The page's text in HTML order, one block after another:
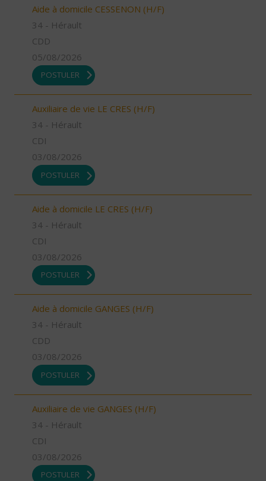
Aide à domicile CESSENON (H/F)
34 - Hérault
CDD
05/08/2026
POSTULER
Auxiliaire de vie LE CRES (H/F)
34 - Hérault
CDI
03/08/2026
POSTULER
Aide à domicile LE CRES (H/F)
34 - Hérault
CDI
03/08/2026
POSTULER
Aide à domicile GANGES (H/F)
34 - Hérault
CDD
03/08/2026
POSTULER
Auxiliaire de vie GANGES (H/F)
34 - Hérault
CDI
03/08/2026
POSTULER